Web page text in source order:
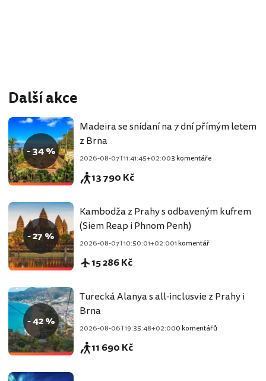
Další akce
- 34 %
Madeira se snídaní na 7 dní přímým letem
z Brna
2026-08-07T11:41:45+02:003 komentáře
13 790 Kč
- 27 %
Kambodža z Prahy s odbaveným kufrem
(Siem Reap i Phnom Penh)
2026-08-07T10:50:01+02:001 komentář
15 286 Kč
- 42 %
Turecká Alanya s all-inclusvie z Prahy i
Brna
2026-08-06T19:35:48+02:000 komentářů
11 690 Kč